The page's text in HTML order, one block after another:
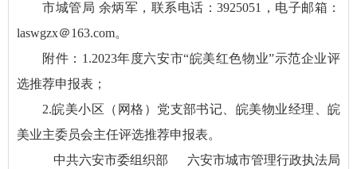
市城管局 余炳军，联系电话：3925051，电子邮箱：
laswgzx＠163.com。
附件：1.2023年度六安市“皖美红色物业”示范企业评
选推荐申报表；
2.皖美小区（网格）党支部书记、皖美物业经理、皖
美业主委员会主任评选推荐申报表。
中共六安市委组织部 六安市城市管理行政执法局